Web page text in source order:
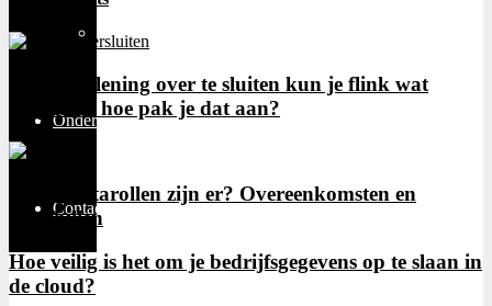
Thuiswerken
Ondernemen
Contact
Door een lening over te sluiten kun je flink wat
besparen, hoe pak je dat aan?
Welke datarollen zijn er? Overeenkomsten en
verschillen
Hoe veilig is het om je bedrijfsgegevens op te slaan in
de cloud?